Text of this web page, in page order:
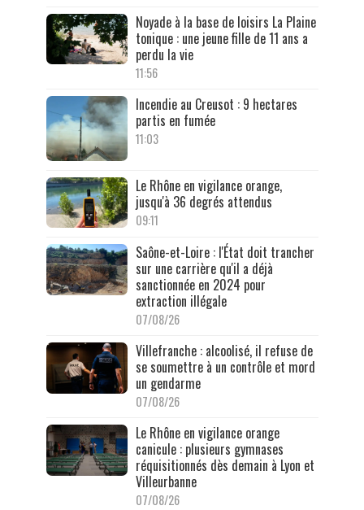
Noyade à la base de loisirs La Plaine
tonique : une jeune fille de 11 ans a
perdu la vie
11:56
Incendie au Creusot : 9 hectares
partis en fumée
11:03
Le Rhône en vigilance orange,
jusqu'à 36 degrés attendus
09:11
Saône-et-Loire : l'État doit trancher
sur une carrière qu'il a déjà
sanctionnée en 2024 pour
extraction illégale
07/08/26
Villefranche : alcoolisé, il refuse de
se soumettre à un contrôle et mord
un gendarme
07/08/26
Le Rhône en vigilance orange
canicule : plusieurs gymnases
réquisitionnés dès demain à Lyon et
Villeurbanne
07/08/26